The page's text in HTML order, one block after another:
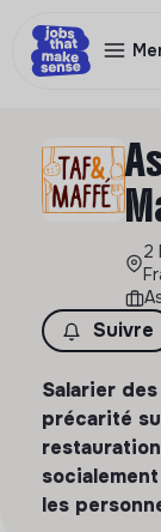
2
Suivre
Salarier
précarité
les